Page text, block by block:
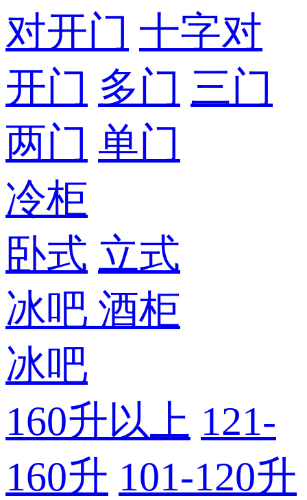
对开门 十字对
开门 多门 三门
两门 单门
冷柜
卧式 立式
冰吧 酒柜
冰吧
160升以上 121-
160升 101-120升